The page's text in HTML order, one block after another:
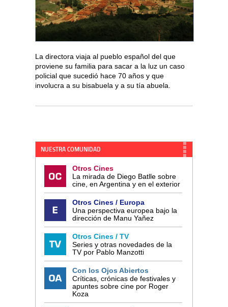
La directora viaja al pueblo español del que
proviene su familia para sacar a la luz un caso
policial que sucedió hace 70 años y que
involucra a su bisabuela y a su tía abuela.
NUESTRA COMUNIDAD
Otros Cines
La mirada de Diego Batlle sobre
cine, en Argentina y en el exterior
Otros Cines / Europa
Una perspectiva europea bajo la
dirección de Manu Yañez
Otros Cines / TV
Series y otras novedades de la
TV por Pablo Manzotti
Con los Ojos Abiertos
Críticas, crónicas de festivales y
apuntes sobre cine por Roger
Koza